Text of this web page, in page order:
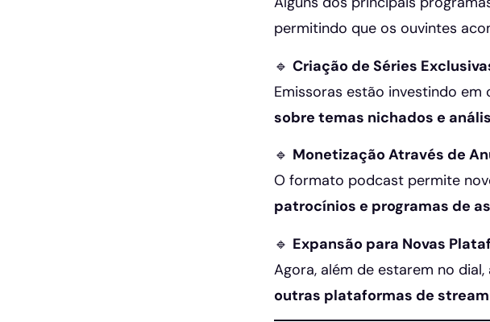
permitindo que os ouvintes
🔹 Criação de Séries
Emissoras estão investindo
sobre temas nichados e
🔹 Monetização Através de
O formato podcast permite
patrocínios e programas de
🔹 Expansão para Novas
Agora, além de estarem no
outras plataformas de